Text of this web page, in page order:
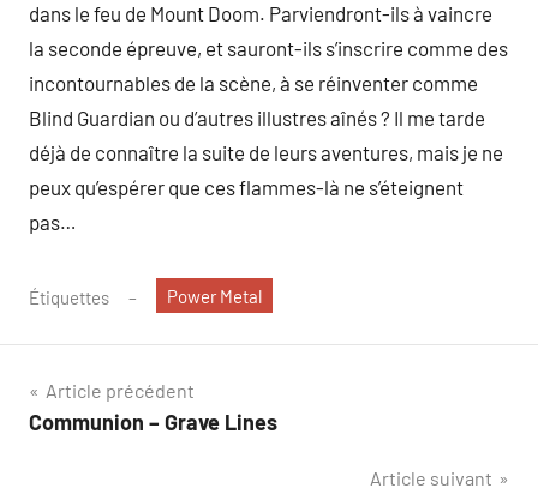
dans le feu de Mount Doom. Parviendront-ils à vaincre
la seconde épreuve, et sauront-ils s’inscrire comme des
incontournables de la scène, à se réinventer comme
Blind Guardian ou d’autres illustres aînés ? Il me tarde
déjà de connaître la suite de leurs aventures, mais je ne
peux qu’espérer que ces flammes-là ne s’éteignent
pas…
Étiquettes Power Metal
Navigation
de
Article précédent
Communion – Grave Lines
Article suivant